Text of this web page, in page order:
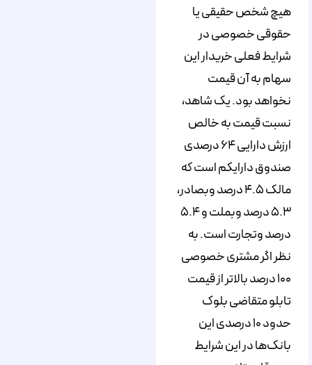
هیچ شخص حقیقی یا
حقوقی خصوصی در
شرایط فعلی خریدار این
سهام به آن قیمت
نخواهد بود. یک شاهد،
نسبت قیمت به خالص
ارزش دارایی ۶۴ درصدی
صندوق دارایکم است که
مالک ۴.۵ درصد وبصادر،
۵.۳ درصد وبملت و ۵.۴
درصد وتجارت است. به
نظر اگر مشتری خصوصی
۱۰۰ درصد بالاتر از قیمت
تابلو متقاضی بلوک
حدود ۱۰ درصدی این
بانک‌ها در این شرایط